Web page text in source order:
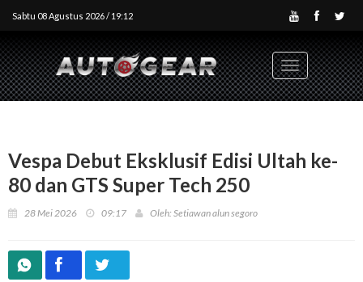
Sabtu 08 Agustus 2026 / 19:12
Toggle
navigation
Vespa Debut Eksklusif Edisi Ultah ke-
80 dan GTS Super Tech 250
28 Mei 2026 09:17 Oleh: Setiawan alun segoro